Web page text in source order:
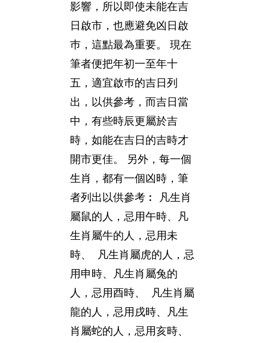
影響，所以即使未能在吉
日啟市，也應避免凶日啟
巿，這點最為重要。 現在
筆者便把年初一至年十
五，適宜啟巿的吉日列
出，以供參考，而吉日當
中，有些時辰更屬於吉
時，如能在吉日的吉時才
開市更佳。 另外，每一個
生肖，都有一個凶時，筆
者列出以供參考︰ 凡生肖
屬鼠的人，忌用午時、凡
生肖屬牛的人，忌用未
時、 凡生肖屬虎的人，忌
用申時、凡生肖屬兔的
人，忌用酉時、 凡生肖屬
龍的人，忌用戌時、凡生
肖屬蛇的人，忌用亥時、